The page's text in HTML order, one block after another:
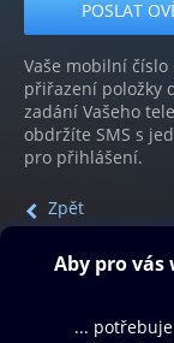
Vaše mobilní
přiřazení položky
zadání Vašeho
obdržíte SMS s
pro přihlášení.
Zpět
Obsah ke stažení